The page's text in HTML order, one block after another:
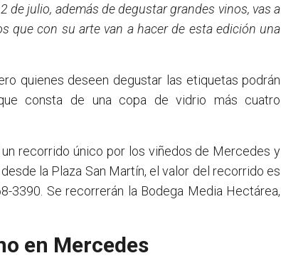
de julio, además de degustar grandes vinos, vas a
que con su arte van a hacer de esta edición una
quienes deseen degustar las etiquetas podrán
consta de una copa de vidrio más cuatro
recorrido único por los viñedos de Mercedes y
la Plaza San Martín, el valor del recorrido es
3390. Se recorrerán la Bodega Media Hectárea,
en Mercedes